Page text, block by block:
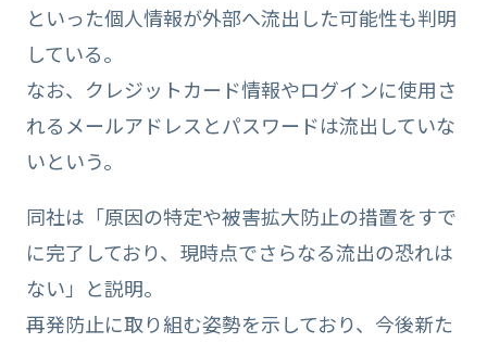
といった個人情報が外部へ流出した可能性も判明
している。
なお、クレジットカード情報やログインに使用さ
れるメールアドレスとパスワードは流出していな
いという。
同社は「原因の特定や被害拡大防止の措置をすで
に完了しており、現時点でさらなる流出の恐れは
ない」と説明。
再発防止に取り組む姿勢を示しており、今後新た